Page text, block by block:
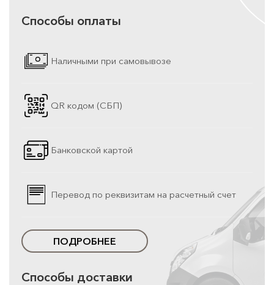
Способы оплаты
Наличными при самовывозе
QR кодом (СБП)
Банковской картой
Перевод по реквизитам на расчетный счет
ПОДРОБНЕЕ
Способы доставки